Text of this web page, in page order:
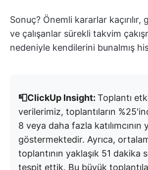
Sonuç? Önemli kararlar
ve çalışanlar sürekli takvim
nedeniyle kendilerini bunalmış
📮ClickUp Insight: Toplantı
verilerimiz, toplantıların
8 veya daha fazla katılımcının
göstermektedir. Ayrıca,
toplantının yaklaşık 51 dakika
tespit ettik. Bu büyük